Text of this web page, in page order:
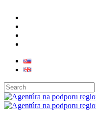
Close
Search